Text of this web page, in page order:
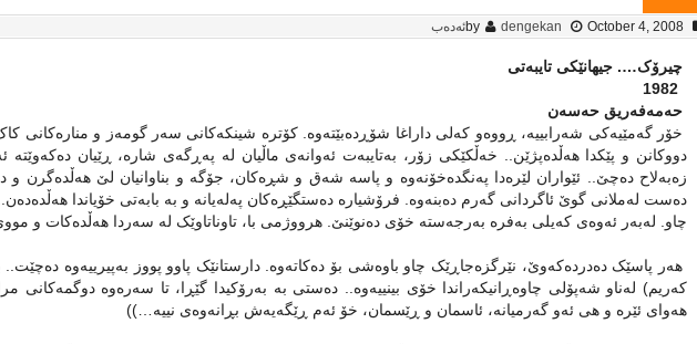
by dengekan October 4, 2008 ئەدەب
چیرۆک…. جیهانێکی تایبه‌تی
حه‌مه‌فه‌ریق حه‌سه‌ن
خۆر گه‌مێیه‌کی شه‌رابییه، ڕووه‌و که‌لی داراغا شۆڕده‌بێته‌وه‌. کۆتره‌ شینکه‌کانی سه‌ر گومه‌ز و مناره‌کانی
دووکانن و پێکدا هه‌ڵده‌پژێن.. خه‌ڵکێکی زۆر، به‌تایبه‌ت ئه‌وانه‌ی ماڵیان له‌ په‌ڕگه‌ی شاره‌، ڕێیان
زه‌به‌لاح ده‌چێ.. ئێواران لێره‌دا په‌نگده‌خۆنه‌وه‌ و پاسه‌ شه‌ق و شڕه‌کان، جۆگه‌ و بناوانیان لێ هه‌ڵده‌گرن و
ده‌ست له‌ملانی گوێ ئاگردانی گه‌رم ده‌بنه‌وه‌. فرۆشیاره‌ ده‌ستگێڕه‌کان په‌له‌یانه ‌و به ‌بابه‌تی خۆیاندا
چاو. له‌به‌ر ئه‌وه‌ی که‌یلی به‌فره‌ به‌رجه‌سته‌ خۆی ده‌نوێنێ. هرووژمی با، تاوناتاوێک له‌ سه‌ردا هه‌ڵده‌کات و
هه‌ر پاسێک ده‌درده‌که‌وێ، نێرگزه‌جاڕێک چاو باوه‌شی بۆ ده‌کاته‌وه‌. دارستانێک پاوو پووز به‌پیرییه‌وه‌
که‌ریم) له‌ناو شه‌پۆلی چاوه‌ڕانیکه‌راندا خۆی بینییه‌وه‌.. ده‌ستی به‌ به‌رۆکیدا گێڕا، تا سه‌ره‌وه‌ دوگمه‌کانی
هه‌وای ئێره‌ و هی ئه‌و گه‌رمیانه‌، ئاسمان و ڕێسمان، خۆ ئه‌م ڕێگه‌یه‌ش بڕانه‌وه‌ی نییه‌…))